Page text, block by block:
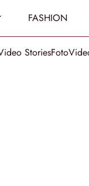
FASHION
StoriesFoto